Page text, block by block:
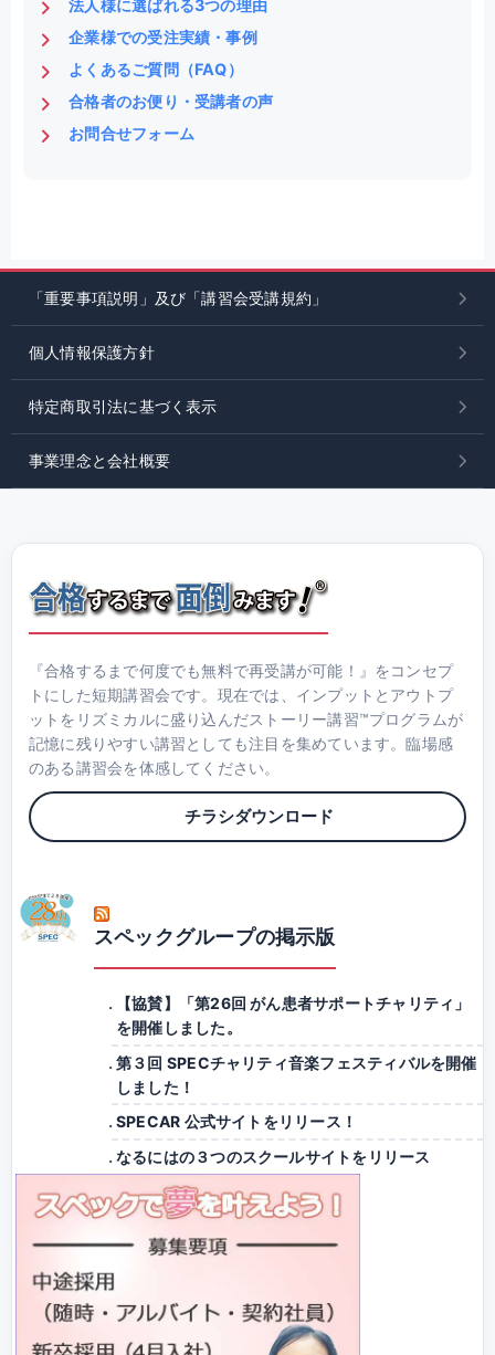
法人様に選ばれる3つの理由
企業様での受注実績・事例
よくあるご質問（FAQ）
合格者のお便り・受講者の声
お問合せフォーム
「重要事項説明」及び「講習会受講規約」
個人情報保護方針
特定商取引法に基づく表示
事業理念と会社概要
『合格するまで何度でも無料で再受講が可能！』をコンセプ
トにした短期講習会です。現在では、インプットとアウトプ
ットをリズミカルに盛り込んだストーリー講習™プログラムが
記憶に残りやすい講習としても注目を集めています。臨場感
のある講習会を体感してください。
チラシダウンロード
スペックグループの掲示版
【協賛】「第26回 がん患者サポートチャリティ」
を開催しました。
第３回 SPECチャリティ音楽フェスティバルを開催
しました！
SPECAR 公式サイトをリリース！
なるにはの３つのスクールサイトをリリース